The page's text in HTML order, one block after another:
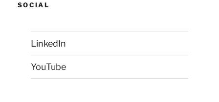
SOCIAL
LinkedIn
YouTube